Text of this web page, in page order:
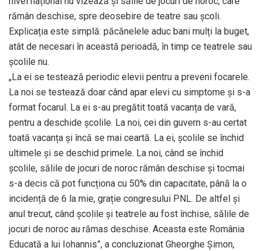
rămân deschise, spre deosebire de teatre sau școli.
Explicația este simplă: păcănelele aduc bani mulți la buget,
atât de necesari în această perioadă, în timp ce teatrele sau
școlile nu.
„La ei se testează periodic elevii pentru a preveni focarele.
La noi se testează doar când apar elevi cu simptome și s-a
format focarul. La ei s-au pregătit toată vacanța de vară,
pentru a deschide școlile. La noi, cei din guvern s-au certat
toată vacanța și încă se mai ceartă. La ei, școlile se închid
ultimele și se deschid primele. La noi, când se închid
școlile, sălile de jocuri de noroc rămân deschise și tocmai
s-a decis că pot funcționa cu 50% din capacitate, până la o
incidență de 6 la mie, grație congresului PNL. De altfel și
anul trecut, când școlile și teatrele au fost închise, sălile de
jocuri de noroc au rămas deschise. Aceasta este România
Educată a lui Iohannis”, a concluzionat Gheorghe Șimon,